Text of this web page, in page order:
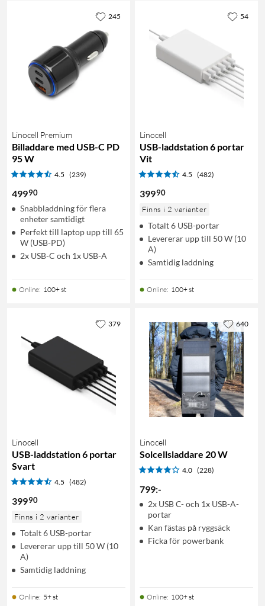
Linocell Premium
Billaddare med USB-C PD
95 W
4.5 (239)
49990
Snabbladdning för flera
enheter samtidigt
Perfekt till laptop upp till 65
W (USB-PD)
2x USB-C och 1x USB-A
Online: 100+ st
245
Linocell
USB-laddstation 6 portar
Vit
4.5 (482)
39990
Finns i 2 varianter
Totalt 6 USB-portar
Levererar upp till 50 W (10
A)
Samtidig laddning
Online: 100+ st
54
Linocell
USB-laddstation 6 portar
Svart
4.5 (482)
39990
Finns i 2 varianter
Totalt 6 USB-portar
Levererar upp till 50 W (10
A)
Samtidig laddning
Online: 5+ st
379
Linocell
Solcellsladdare 20 W
4.0 (228)
799:-
2x USB C- och 1x USB-A-
portar
Kan fästas på ryggsäck
Ficka för powerbank
Online: 100+ st
640